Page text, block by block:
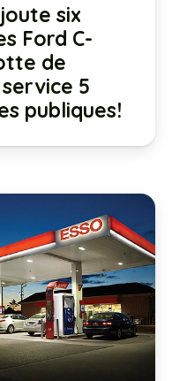
six
Ford C-
de
5
publiques!